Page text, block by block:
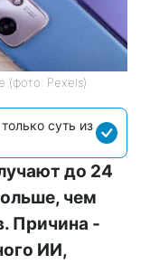
(фото: Pexels)
суть из
до 24
чем
Причина -
ИИ,